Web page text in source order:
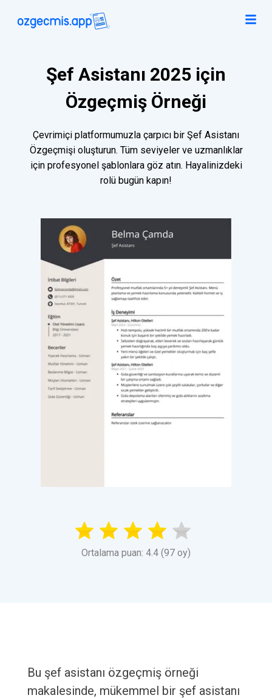
Şef Asistanı 2025 için
Özgeçmiş Örneği
Çevrimiçi platformumuzla çarpıcı bir Şef Asistanı
Özgeçmişi oluşturun. Tüm seviyeler ve uzmanlıklar
için profesyonel şablonlara göz atın. Hayalinizdeki
rolü bugün kapın!
Ortalama puan: 4.4 (97 oy)
Bu şef asistanı özgeçmiş örneği
makalesinde, mükemmel bir şef asistanı